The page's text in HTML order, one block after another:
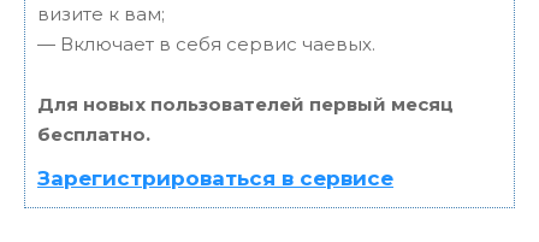
визите к вам;
— Включает в себя сервис чаевых.
Для новых пользователей первый месяц
бесплатно.
Зарегистрироваться в сервисе